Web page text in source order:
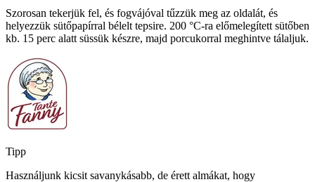
Szorosan tekerjük fel, és fogvájóval tűzzük meg az oldalát, és
helyezzük sütőpapírral bélelt tepsire. 200 °C-ra előmelegített sütőben
kb. 15 perc alatt süssük készre, majd porcukorral meghintve tálaljuk.
Tipp
Használjunk kicsit savanykásabb, de érett almákat, hogy